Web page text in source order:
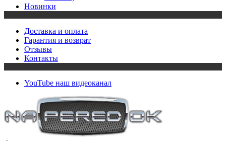
Новинки
Доставка и оплата
Гарантия и возврат
Отзывы
Контакты
YouTube наш видеоканал